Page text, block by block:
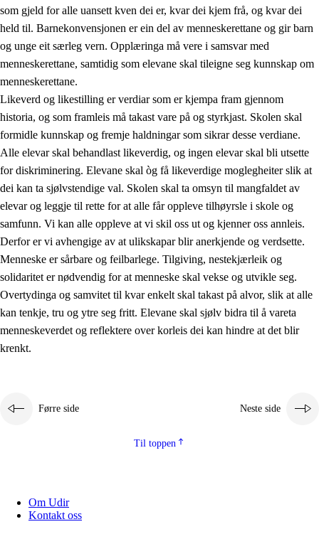
1.2 Identitet og kulturelt mangfald
1.3 Kritisk tenking og etisk bevisstheit
1.4 Skaparglede, engasjement og utforskartrong
1.5 Respekt for naturen og miljøbevisstheit
1.6 Demokrati og medverknad
som gjeld for alle uansett kven dei er, kvar dei kjem frå, og kvar dei
held til. Barnekonvensjonen er ein del av menneskerettane og gir barn
og unge eit særleg vern. Opplæringa må vere i samsvar med
menneskerettane, samtidig som elevane skal tileigne seg kunnskap om
menneskerettane.
Likeverd og likestilling er verdiar som er kjempa fram gjennom
historia, og som framleis må takast vare på og styrkjast. Skolen skal
formidle kunnskap og fremje haldningar som sikrar desse verdiane.
Alle elevar skal behandlast likeverdig, og ingen elevar skal bli utsette
for diskriminering. Elevane skal òg få likeverdige moglegheiter slik at
dei kan ta sjølvstendige val. Skolen skal ta omsyn til mangfaldet av
elevar og leggje til rette for at alle får oppleve tilhøyrsle i skole og
samfunn. Vi kan alle oppleve at vi skil oss ut og kjenner oss annleis.
Derfor er vi avhengige av at ulikskapar blir anerkjende og verdsette.
Menneske er sårbare og feilbarlege. Tilgiving, nestekjærleik og
solidaritet er nødvendig for at menneske skal vekse og utvikle seg.
Overtydinga og samvitet til kvar enkelt skal takast på alvor, slik at alle
kan tenkje, tru og ytre seg fritt. Elevane skal sjølv bidra til å vareta
menneskeverdet og reflektere over korleis dei kan hindre at det blir
krenkt.
Førre side Neste side
Til toppen
Om Udir
Kontakt oss